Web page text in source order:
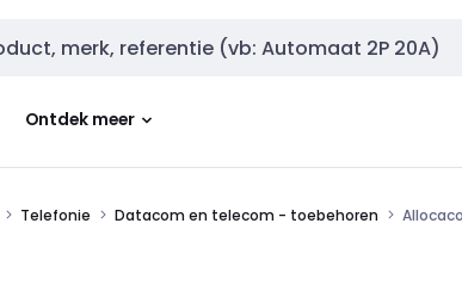
Ontdek meer
Telefonie Datacom en telecom - toebehoren